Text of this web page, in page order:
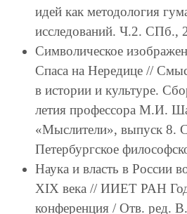
идей как методология
исследований. Ч.2. СПб.,
Символическое
Спаса на Нередице //
в истории и культуре.
летия профессора М.И.
«Мыслители», выпуск 8.
Петербургское
Наука и власть в России
XIX века // ИИЕТ РАН
конференция / Отв. ред.